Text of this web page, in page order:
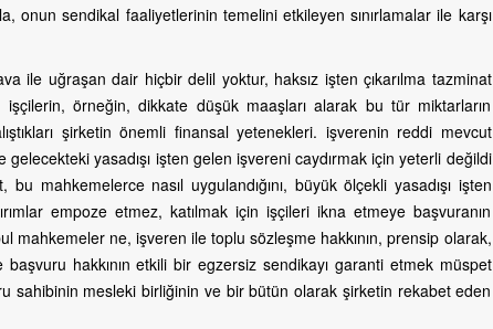
onun sendikal faaliyetlerinin temelini etkileyen sınırlamalar ile karşı
ile uğraşan dair hiçbir delil yoktur, haksız işten çıkarılma tazminat
işçilerin, örneğin, dikkate düşük maaşları alarak bu tür miktarların
şirketin önemli finansal yetenekleri. işverenin reddi mevcut
yasadışı işten gelen işvereni caydırmak için yeterli değildi
mahkemelerce nasıl uygulandığını, büyük ölçekli yasadışı işten
empoze etmez, katılmak için işçileri ikna etmeye başvuranın
ne, işveren ile toplu sözleşme hakkının, prensip olarak,
hakkının etkili bir egzersiz sendikayı garanti etmek müspet
sahibinin mesleki birliğinin ve bir bütün olarak şirketin rekabet eden